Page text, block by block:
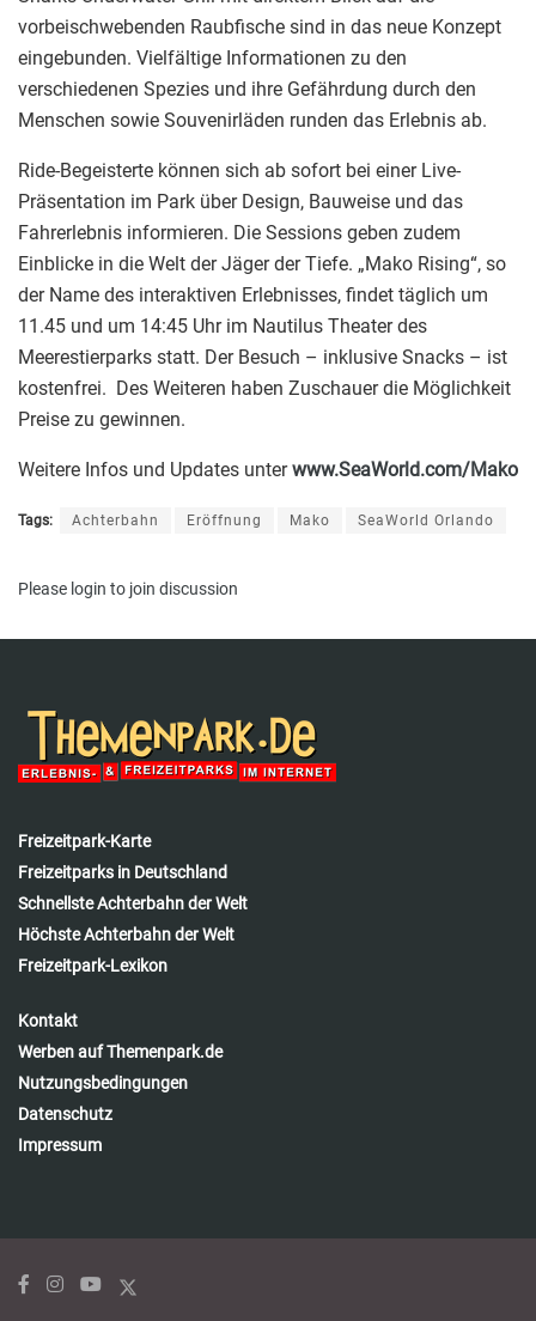
vorbeischwebenden Raubfische sind in das neue Konzept
eingebunden. Vielfältige Informationen zu den
verschiedenen Spezies und ihre Gefährdung durch den
Menschen sowie Souvenirläden runden das Erlebnis ab.
Ride-Begeisterte können sich ab sofort bei einer Live-
Präsentation im Park über Design, Bauweise und das
Fahrerlebnis informieren. Die Sessions geben zudem
Einblicke in die Welt der Jäger der Tiefe. „Mako Rising“, so
der Name des interaktiven Erlebnisses, findet täglich um
11.45 und um 14:45 Uhr im Nautilus Theater des
Meerestierparks statt. Der Besuch – inklusive Snacks – ist
kostenfrei. Des Weiteren haben Zuschauer die Möglichkeit
Preise zu gewinnen.
Weitere Infos und Updates unterwww.SeaWorld.com/Mako
Tags: Achterbahn Eröffnung Mako SeaWorld Orlando
Please login to join discussion
Freizeitpark-Karte
Freizeitparks in Deutschland
Schnellste Achterbahn der Welt
Höchste Achterbahn der Welt
Freizeitpark-Lexikon
Kontakt
Werben auf Themenpark.de
Nutzungsbedingungen
Datenschutz
Impressum